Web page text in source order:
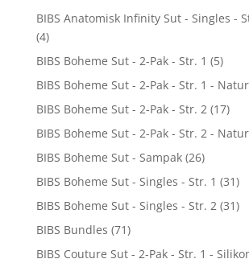
BIBS Anatomisk Infinity Sut - Singles -
(4)
BIBS Boheme Sut - 2-Pak - Str. 1 (5)
BIBS Boheme Sut - 2-Pak - Str. 1 -
BIBS Boheme Sut - 2-Pak - Str. 2 (17)
BIBS Boheme Sut - 2-Pak - Str. 2 -
BIBS Boheme Sut - Sampak (26)
BIBS Boheme Sut - Singles - Str. 1 (31)
BIBS Boheme Sut - Singles - Str. 2 (31)
BIBS Bundles (71)
BIBS Couture Sut - 2-Pak - Str. 1 -